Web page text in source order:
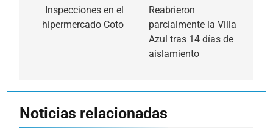
de
entradas
Inspecciones en el
hipermercado Coto
Reabrieron
parcialmente la Villa
Azul tras 14 días de
aislamiento
Noticias relacionadas